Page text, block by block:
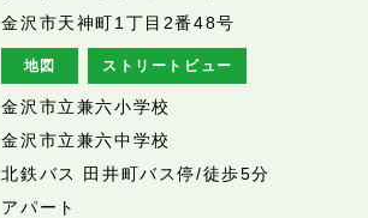
金沢市天神町1丁目2番48号
地図 ストリートビュー
金沢市立兼六小学校
金沢市立兼六中学校
北鉄バス 田井町バス停/徒歩5分
アパート